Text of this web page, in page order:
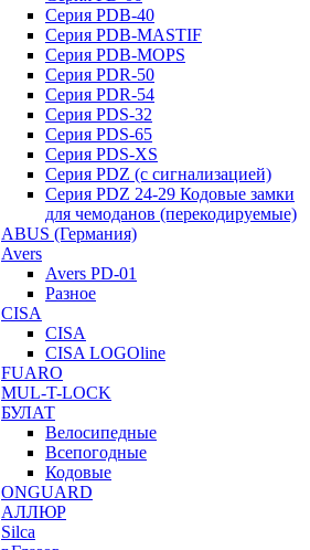
Серия PDB-40
Серия PDB-MASTIF
Серия PDB-MOPS
Серия PDR-50
Серия PDR-54
Серия PDS-32
Серия PDS-65
Серия PDS-XS
Серия PDZ (с сигнализацией)
Серия PDZ 24-29 Кодовые замки
для чемоданов (перекодируемые)
ABUS (Германия)
Avers
Avers PD-01
Разное
CISA
CISA
CISA LOGOline
FUARO
MUL-T-LOCK
БУЛАТ
Велосипедные
Всепогодные
Кодовые
ONGUARD
АЛЛЮР
Silca